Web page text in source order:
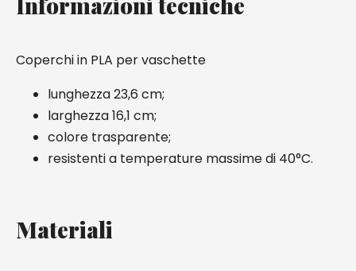
Coperchi in PLA per vaschette
lunghezza 23,6 cm;
larghezza 16,1 cm;
colore trasparente;
resistenti a temperature massime di 40°C.
Materiali